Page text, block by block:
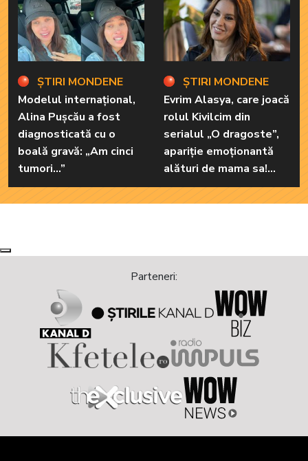
ȘTIRI MONDENE
Modelul internațional,
Alina Pușcău a fost
diagnosticată cu o
boală gravă: „Am cinci
tumori...”
ȘTIRI MONDENE
Evrim Alasya, care joacă
rolul Kivilcim din
serialul „O dragoste”,
apariție emoționantă
alături de mama sa!
Iată cum arată cea mai
importantă persoană
Next
Previous
Parteneri: